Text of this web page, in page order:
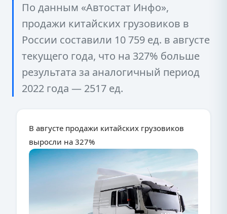
По данным «Автостат Инфо»,
продажи китайских грузовиков в
России составили 10 759 ед. в августе
текущего года, что на 327% больше
результата за аналогичный период
2022 года — 2517 ед.
В августе продажи китайских грузовиков
выросли на 327%